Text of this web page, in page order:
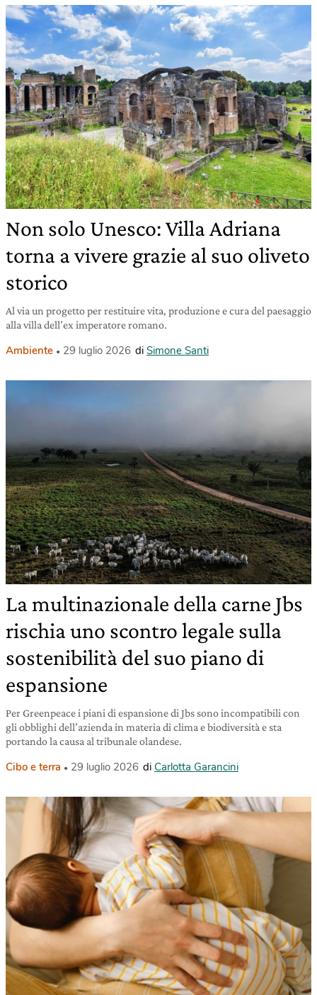
Non solo Unesco: Villa Adriana
torna a vivere grazie al suo oliveto
storico
Al via un progetto per restituire vita, produzione e cura del paesaggio
alla villa dell’ex imperatore romano.
Ambiente 29 luglio 2026 di Simone Santi
La multinazionale della carne Jbs
rischia uno scontro legale sulla
sostenibilità del suo piano di
espansione
Per Greenpeace i piani di espansione di Jbs sono incompatibili con
gli obblighi dell’azienda in materia di clima e biodiversità e sta
portando la causa al tribunale olandese.
Cibo e terra 29 luglio 2026 di Carlotta Garancini